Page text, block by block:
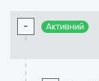
- Активний